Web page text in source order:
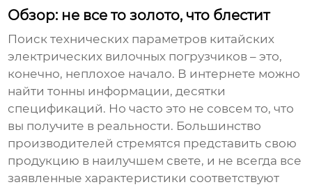
Обзор: не все то золото, что блестит
Поисктехнических параметров китайских
электрических вилочных погрузчиков – это,
конечно, неплохое начало. В интернете можно
найти тонны информации, десятки
спецификаций. Но часто это не совсем то, что
вы получите в реальности. Большинство
производителей стремятся представить свою
продукцию в наилучшем свете, и не всегда все
заявленные характеристики соответствуют